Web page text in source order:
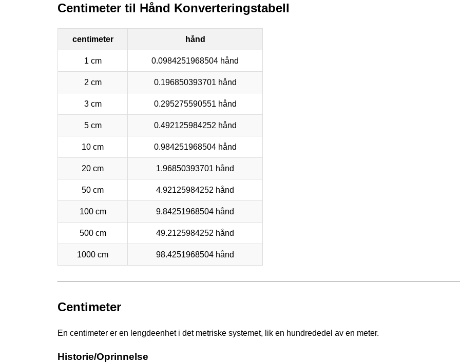
Centimeter til Hånd Konverteringstabell
centimeter hånd
1 cm 0.0984251968504 hånd
2 cm 0.196850393701 hånd
3 cm 0.295275590551 hånd
5 cm 0.492125984252 hånd
10 cm 0.984251968504 hånd
20 cm 1.96850393701 hånd
50 cm 4.92125984252 hånd
100 cm 9.84251968504 hånd
500 cm 49.2125984252 hånd
1000 cm 98.4251968504 hånd
Centimeter
En centimeter er en lengdeenhet i det metriske systemet, lik en hundrededel av en meter.
Historie/Oprinnelse